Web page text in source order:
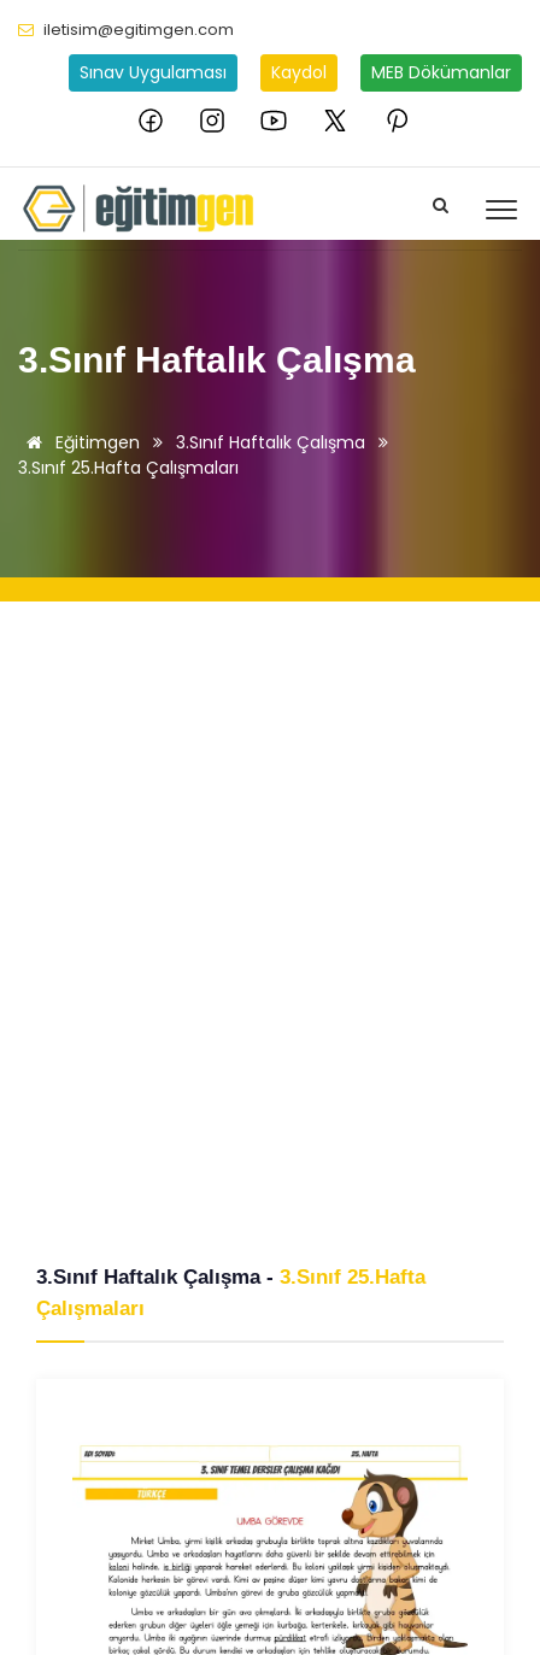
iletisim@egitimgen.com
Sınav Uygulaması Kaydol MEB Dökümanlar
3.Sınıf Haftalık Çalışma
Eğitimgen
3.Sınıf Haftalık Çalışma
3.Sınıf 25.Hafta Çalışmaları
3.Sınıf Haftalık Çalışma - 3.Sınıf 25.Hafta
Çalışmaları